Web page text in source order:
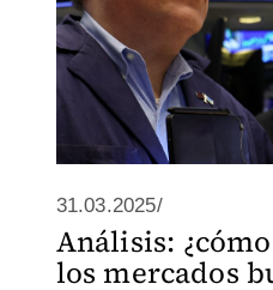
31.03.2025/
Análisis:
los mercados